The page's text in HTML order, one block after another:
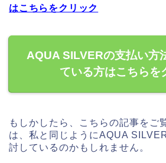
はこちらをクリック
AQUA SILVERの支払い方
ている方はこちらを
もしかしたら、こちらの記事をご
は、私と同じようにAQUA
討しているのかもしれません。